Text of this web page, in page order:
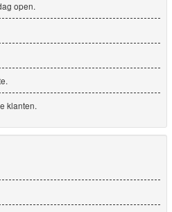
open.
klanten.